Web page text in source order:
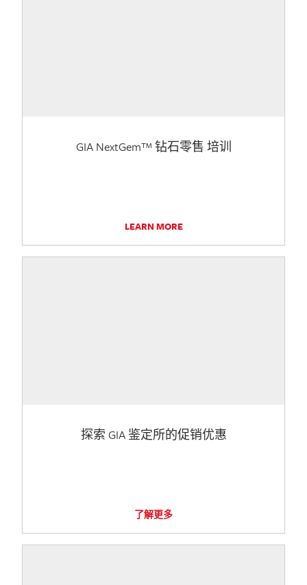
GIA NextGem™ 钻石零售 培训
LEARN MORE
探索 GIA 鉴定所的促销优惠
了解更多